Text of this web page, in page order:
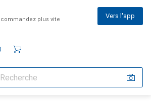
plus vite Vers l'app